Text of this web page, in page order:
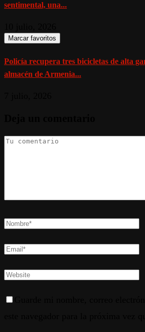
sentimental, una...
Marcar favoritos
Policía recupera tres bicicletas de alta
almacén de Armenia...